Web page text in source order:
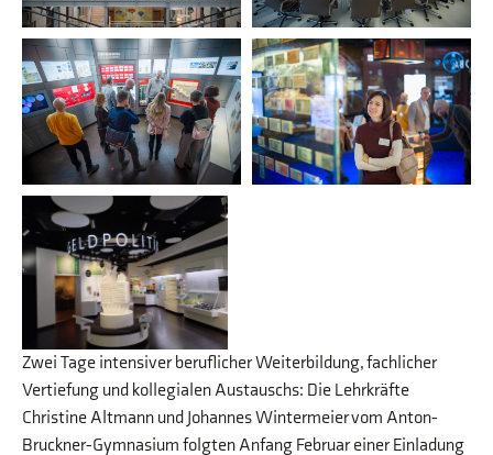
Zwei Tage intensiver beruflicher Weiterbildung, fachlicher
Vertiefung und kollegialen Austauschs: Die Lehrkräfte
Christine Altmann und Johannes Wintermeier vom Anton-
Bruckner-Gymnasium folgten Anfang Februar einer Einladung